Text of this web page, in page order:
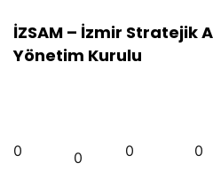
İZSAM – İzmir Stratejik
Yönetim Kurulu
0 0 0 0